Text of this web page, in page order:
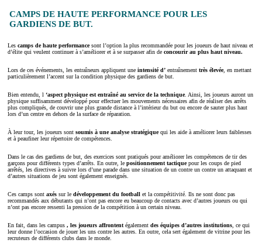
CAMPS DE HAUTE PERFORMANCE POUR LES
GARDIENS DE BUT.
Les camps de haute performancesont l’option la plus recommandée pour les joueurs de haut niveau et
d’élite qui veulent continuer à s’améliorer et à se surpasser afin de concourir au plus haut niveau.
Lors de ces événements, les entraîneurs appliquent une intensité d’ entraînement très élevée, en mettant
particulièrement l’accent sur la condition physique des gardiens de but.
Bien entendu, l ‘aspect physique est entraîné au service de la technique. Ainsi, les joueurs auront un
physique suffisamment développé pour effectuer les mouvements nécessaires afin de réaliser des arrêts
plus compliqués, de couvrir une plus grande distance à l’intérieur du but ou encore de sauter plus haut
lors d’un centre en dehors de la surface de réparation.
À leur tour, les joueurs sont soumis à une analyse stratégiquequi les aide à améliorer leurs faiblesses
et à peaufiner leur répertoire de compétences.
Dans le cas des gardiens de but, des exercices sont pratiqués pour améliorer les compétences de tir des
garçons pour différents types d’arrêts. En outre, le positionnement tactiquepour les coups de pied
arrêtés, les directives à suivre lors d’une parade dans une situation de un contre un contre un attaquant et
d’autres situations de jeu sont également enseignés.
Ces camps sont axés sur le développement du football et la compétitivité. Ils ne sont donc pas
recommandés aux débutants qui n’ont pas encore eu beaucoup de contacts avec d’autres joueurs ou qui
n’ont pas encore ressenti la pression de la compétition à un certain niveau.
En fait, dans les campus , les joueurs affrontentégalement des équipes d’autres institutions, ce qui
leur donne l’occasion de jouer les uns contre les autres. En outre, cela sert également de vitrine pour les
recruteurs de différents clubs dans le monde.